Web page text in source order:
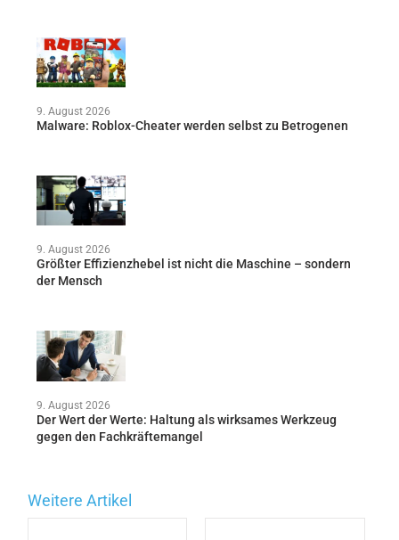
9. August 2026
Malware: Roblox-Cheater werden selbst zu Betrogenen
9. August 2026
Größter Effizienzhebel ist nicht die Maschine – sondern
der Mensch
9. August 2026
Der Wert der Werte: Haltung als wirksames Werkzeug
gegen den Fachkräftemangel
Weitere Artikel